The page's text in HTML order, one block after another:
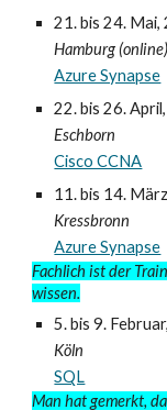
21. bis 24. Mai,
Hamburg (online)
Azure Synapse
22. bis 26. April
Eschborn
Cisco CCNA
11. bis 14. M
Kressbronn
Azure Synapse
Fachlich ist der
wissen.
5. bis 9.
Köln
SQL
Man hat gemerkt,